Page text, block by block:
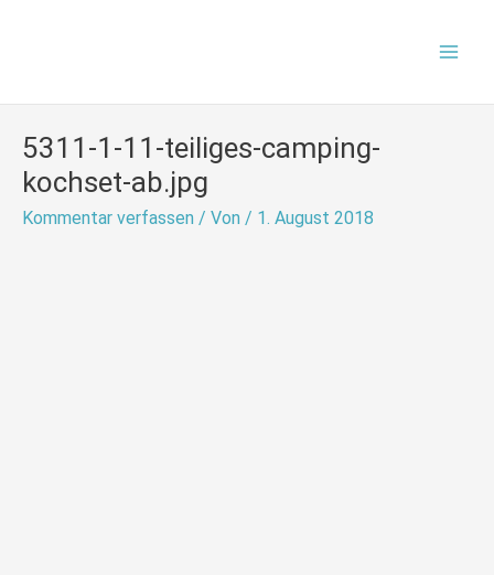
5311-1-11-teiliges-camping-
kochset-ab.jpg
Kommentar verfassen / Von / 1. August 2018